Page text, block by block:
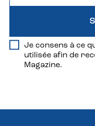
Je consens à ce
utilisée afin de
Magazine.